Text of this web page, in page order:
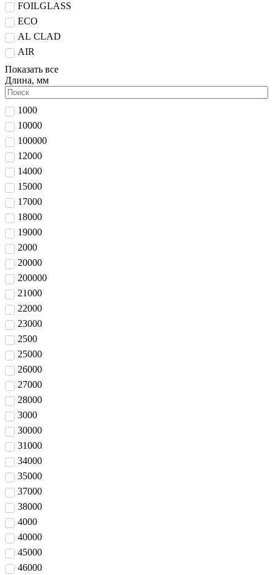
FOILGLASS
ECO
AL CLAD
AIR
Показать все
Длина, мм
1000
10000
100000
12000
14000
15000
17000
18000
19000
2000
20000
200000
21000
22000
23000
2500
25000
26000
27000
28000
3000
30000
31000
34000
35000
37000
38000
4000
40000
45000
46000